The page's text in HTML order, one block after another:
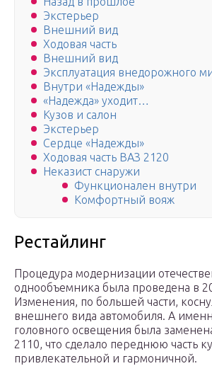
Экстерьер
Внешний вид
Ходовая часть
Внешний вид
Эксплуатация внедорожного
Внутри «Надежды»
«Надежда» уходит…
Кузов и салон
Экстерьер
Сердце «Надежды»
Ходовая часть ВАЗ 2120
Неказист снаружи
Функционален внутри
Комфортный вояж
Рестайлинг
Процедура модернизации
однообъемника была проведена в
Изменения, по большей части,
внешнего вида автомобиля. А
головного освещения была
2110, что сделало переднюю часть
привлекательной и гармоничной.